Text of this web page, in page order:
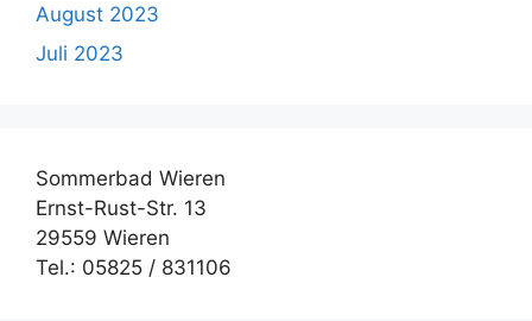
August 2023
Juli 2023
Sommerbad Wieren
Ernst-Rust-Str. 13
29559 Wieren
Tel.: 05825 / 831106